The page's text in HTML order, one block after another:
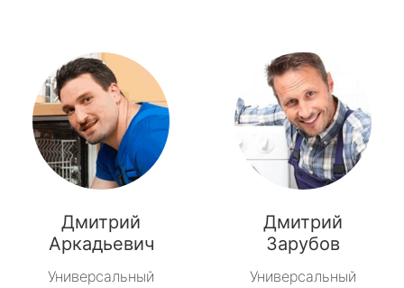
Дмитрий
Аркадьевич
Универсальный
Дмитрий
Зарубов
Универсальный